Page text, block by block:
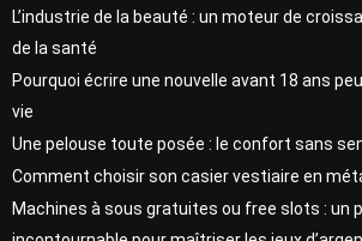
L’industrie de la beauté : un moteur de
de la santé
Pourquoi écrire une nouvelle avant 18 ans
vie
Une pelouse toute posée : le confort sans
Comment choisir son casier vestiaire en
Machines à sous gratuites ou free slots : un